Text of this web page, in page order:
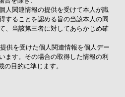
人関連情報の提供を受けて本人が識
することを認める旨の当該本人の同
、当該第三者に対してあらかじめ確
供を受けた個人関連情報を個人デー
ます。その場合の取得した情報の利
目的に準じます。